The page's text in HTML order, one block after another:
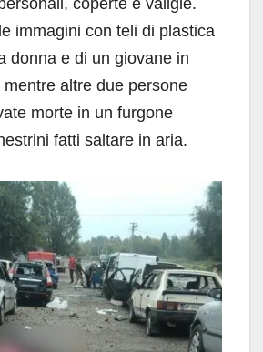
immagini con teli di plastica
donna e di un giovane in
mentre altre due persone
morte in un furgone
fatti saltare in aria.